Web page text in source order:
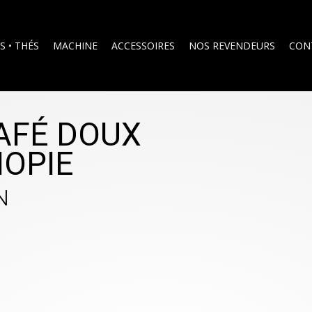
• THÉS MACHINE ACCESSOIRES NOS REVENDEURS
DOUX